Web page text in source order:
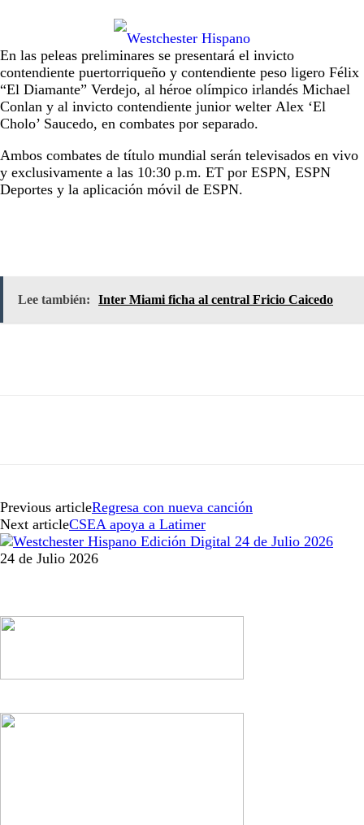
En las peleas preliminares se presentará el invicto
contendiente puertorriqueño y contendiente peso ligero Félix
“El Diamante” Verdejo, al héroe olímpico irlandés Michael
Conlan y al invicto contendiente junior welter Alex ‘El
Cholo’ Saucedo, en combates por separado.
Ambos combates de título mundial serán televisados en vivo
y exclusivamente a las 10:30 p.m. ET por ESPN, ESPN
Deportes y la aplicación móvil de ESPN.
Lee también: Inter Miami ficha al central Fricio Caicedo
Previous articleRegresa con nueva canción
Next articleCSEA apoya a Latimer
24 de Julio 2026